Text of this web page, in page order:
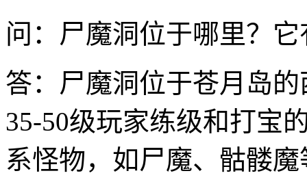
问：尸魔洞位于哪里？
答：尸魔洞位于苍月岛
35-50级玩家练级和打宝
系怪物，如尸魔、骷髅